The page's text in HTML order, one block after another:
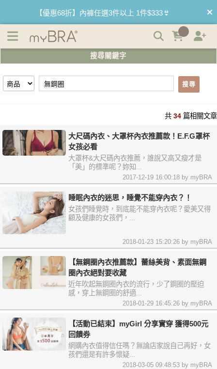
【優惠68折】內褲任選3件以上 1件$333👙
【買內衣免運費】台灣滿1200運費0元🚛
【首購優惠】新客最高可折$150再免運❗
【夏日滿額贈】把衣物壓縮收納袋回家 🌞
搜尋關鍵字
搜尋
共 34 篇相關文章
大尺碼內衣、大罩杯內衣推薦款！E.F.G罩杯
女孩必看
大罩杯&大尺碼內衣推薦，誰說又高又瘦才是
「美」的標準呢？妳知...
2017-12-19 16:00:18 by myBRA
睡眠內衣的迷思，睡覺不能穿內衣？！
女孩們睡覺時，到底能不能穿內衣呢？愛美又得
顧及健康的女孩們，...
2018-01-23 15:20:26 by myBRA
【無鋼圈內衣推薦款】蕾絲美背、素面無鋼
圈內衣絕對要收藏
近年吹起無鋼圈內衣的流行，少了鋼圈的壓迫
感，穿上無鋼圈的舒適...
2018-01-29 16:45:26 by myBRA
【活動已結束】myGirl 分享實穿 獲得500元
回饋券
網購內衣值得信任嗎？無論店家說自己再好，女
孩們還是有許多懷疑...
2018-03-05 09:48:53 by myBRA